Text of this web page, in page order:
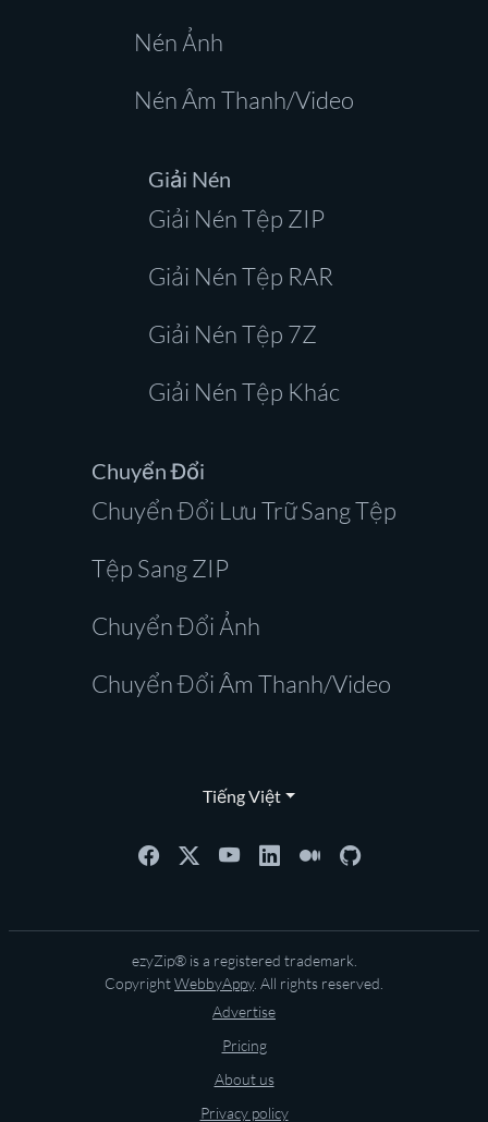
Nén Ảnh
Nén Âm Thanh/Video
Giải Nén
Giải Nén Tệp ZIP
Giải Nén Tệp RAR
Giải Nén Tệp 7Z
Giải Nén Tệp Khác
Chuyển Đổi
Chuyển Đổi Lưu Trữ Sang Tệp
Tệp Sang ZIP
Chuyển Đổi Ảnh
Chuyển Đổi Âm Thanh/Video
Tiếng Việt
ezyZip® is a registered trademark.
CopyrightWebbyAppy. All rights reserved.
Advertise
Pricing
About us
Privacy policy